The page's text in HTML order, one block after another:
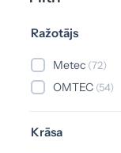
Ražotājs
Metec (72)
OMTEC (54)
Krāsa